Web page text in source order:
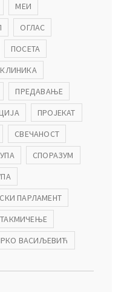
МЕИ
ОГЛАС
ПОСЕТА
ПРЕДАВАЊЕ
ПРОЈЕКАТ
СВЕЧАНОСТ
СПОРАЗУМ
ПАРЛАМЕНТ
ТАКМИЧЕЊЕ
ВАСИЉЕВИЋ